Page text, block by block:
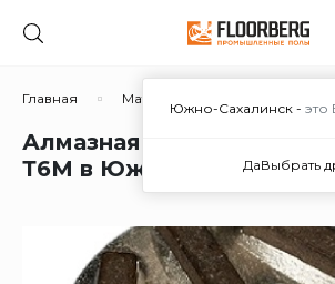
Главная Материалы
Алмазная фреза для СО
Т6М в Южно-Сахалинске
Южно-Сахалинск - это
ДаВыбрать